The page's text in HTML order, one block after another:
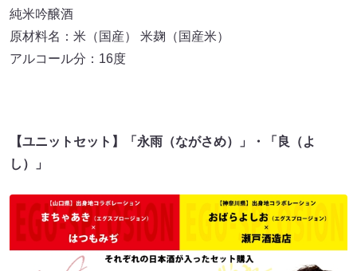
純米吟醸酒
原材料名：米（国産） 米麹（国産米）
アルコール分：16度
【ユニットセット】「永雨（ながさめ）」・「良（よ
し）」